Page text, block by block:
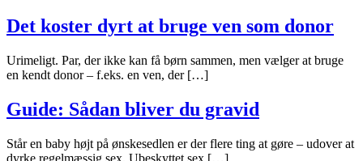
Det koster dyrt at bruge ven som donor
Urimeligt. Par, der ikke kan få børn sammen, men vælger at bruge
en kendt donor – f.eks. en ven, der […]
Guide: Sådan bliver du gravid
Står en baby højt på ønskesedlen er der flere ting at gøre – udover at
dyrke regelmæssig sex. Ubeskyttet sex […]